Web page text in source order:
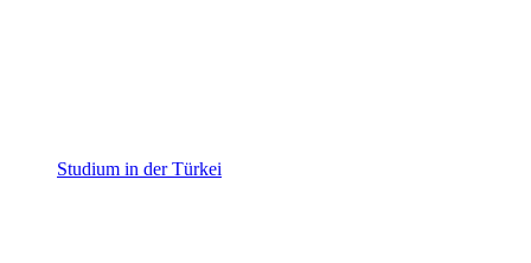
Studium in der Türkei